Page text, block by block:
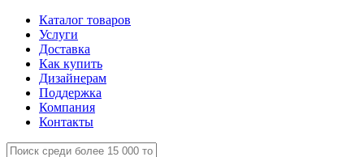
Каталог товаров
Услуги
Доставка
Как купить
Дизайнерам
Поддержка
Компания
Контакты